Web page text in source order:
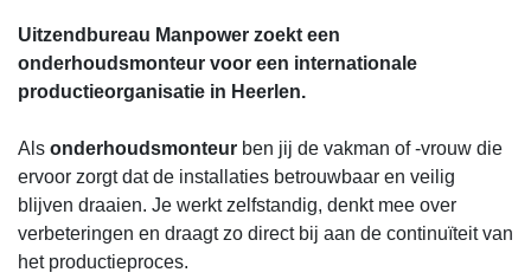
Uitzendbureau Manpower zoekt een
onderhoudsmonteur voor een internationale
productieorganisatie in Heerlen.
Als onderhoudsmonteur ben jij de vakman of -vrouw die
ervoor zorgt dat de installaties betrouwbaar en veilig
blijven draaien. Je werkt zelfstandig, denkt mee over
verbeteringen en draagt zo direct bij aan de continuïteit van
het productieproces.